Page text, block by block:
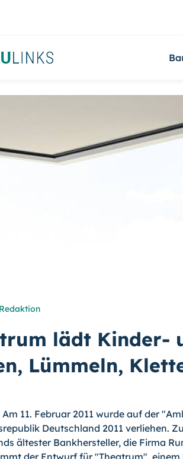
Redaktion
lädt Kinder-
Lümmeln,
Am 11. Februar 2011 wurde auf der
Deutschland 2011 verliehen.
ältester Bankhersteller, die Firma